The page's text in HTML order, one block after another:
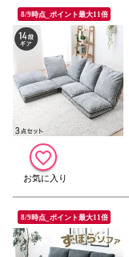
8/9時点_ポイント最大11倍
8/9時点_ポイント最大11倍